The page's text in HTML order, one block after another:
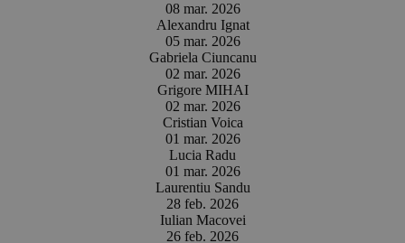
08 mar. 2026
Alexandru Ignat
05 mar. 2026
Gabriela Ciuncanu
02 mar. 2026
Grigore MIHAI
02 mar. 2026
Cristian Voica
01 mar. 2026
Lucia Radu
01 mar. 2026
Laurentiu Sandu
28 feb. 2026
Iulian Macovei
26 feb. 2026